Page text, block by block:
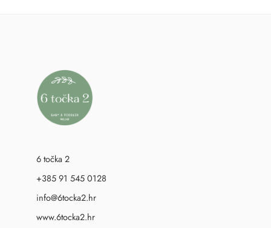
6 točka 2
+385 91 545 0128
info@6tocka2.hr
www.6tocka2.hr